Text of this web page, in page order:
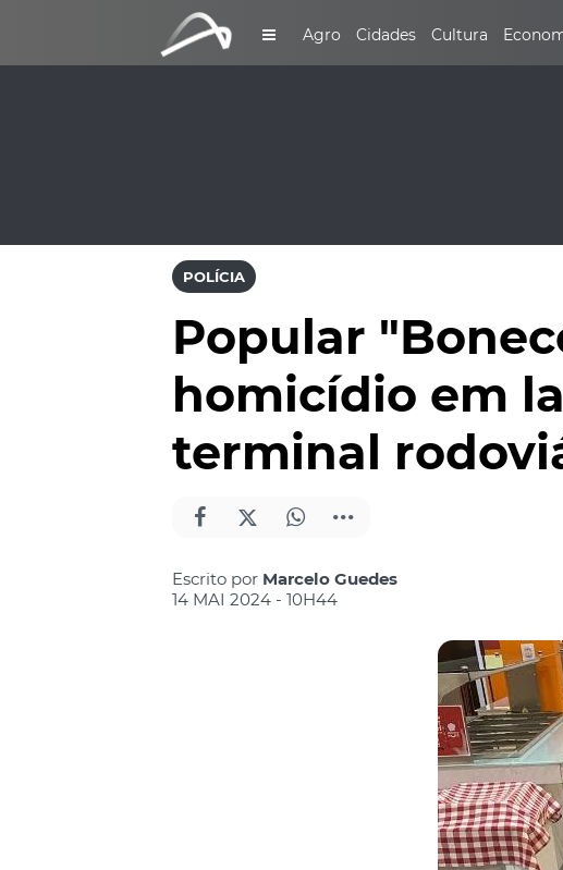
Agro Cidades Cultura
POLÍCIA
Popular
homicídio em
terminal
Escrito por Marcelo Guedes
14 MAI 2024 - 10H44